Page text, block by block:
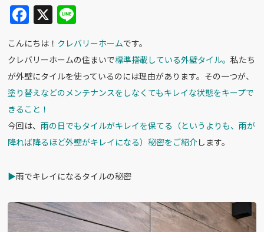
F
a
c
e
b
o
o
k
X
n
e
こんにちは！ クレバリーホームです。
クレバリーホームの住まいで標準搭載している外壁タイル。私たち
が外壁にタイルを使っているのには理由があります。その一つが、
塗り替えなどのメンテナンスをしなくてもキレイな状態をキープで
きること！
今回は、雨の日でもタイルがキレイを保てる（というよりも、雨が
降れば降るほど外壁がキレイになる）秘密をご紹介します。
▶︎雨でキレイになるタイルの秘密